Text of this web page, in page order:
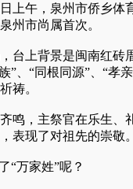
上午，泉州市侨乡体
泉州市尚属首次。
台上背景是闽南红砖
”、“同根同源”、“
祷。
，主祭官在乐生、礼
表现了对祖先的崇敬
万家姓”呢？